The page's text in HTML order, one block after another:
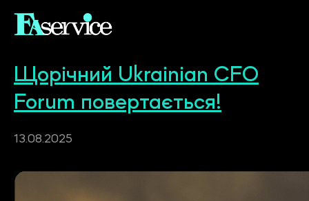
Щорічний Ukrainian CFO
Forum повертається!
13.08.2025